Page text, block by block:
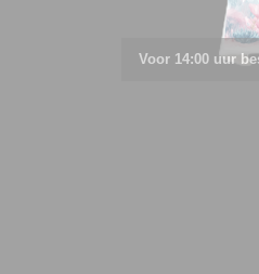
Voor 14:00 uur